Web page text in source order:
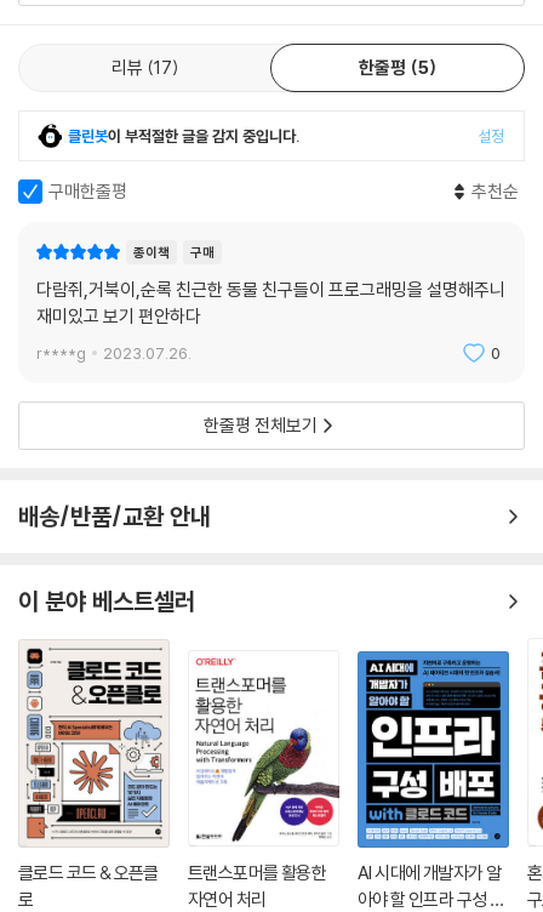
“일상에서 쓰는 말과 비유로, 초보자를 생각하는 마음이 빛나는 책!”
일상 용어와 실례를 들어 귀여운 그림과 함께 설명해서 책을 보는 것만으
숙해져서 프로그래밍의 기초를 다지는 데 도움이 되기를 바랍니다.
“어려운 원리도 그림으로 쉽게 설명하네요! 매우 유용합니다.”
게 입문할 수 있도록 도와줍니다. 또한 말로 설명하기 어려운 개념이나 원
다. 어린 학습자뿐 아니라 컴퓨터 과학을 처음 접하는 독자 모두에게 매우
유용한 책입니다.
리뷰 17 한줄평 5
클린봇이 부적절한 글을 감지 중입니다. 설정
구매한줄평 추천순
종이책 구매
다람쥐,거북이,순록 친근한 동물 친구들이 프로그래밍을 설명해주니
재미있고 보기 편안하다
r****g 2023.07.26. 0
한줄평 전체보기
배송/반품/교환 안내
이 분야 베스트셀러
클로드 코드 & 오픈클
로
트랜스포머를 활용한
자연어 처리
AI 시대에 개발자가 알
아야 할 인프라 구성 배